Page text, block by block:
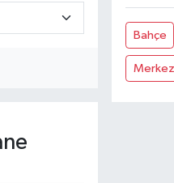
Bahçe
Merkez